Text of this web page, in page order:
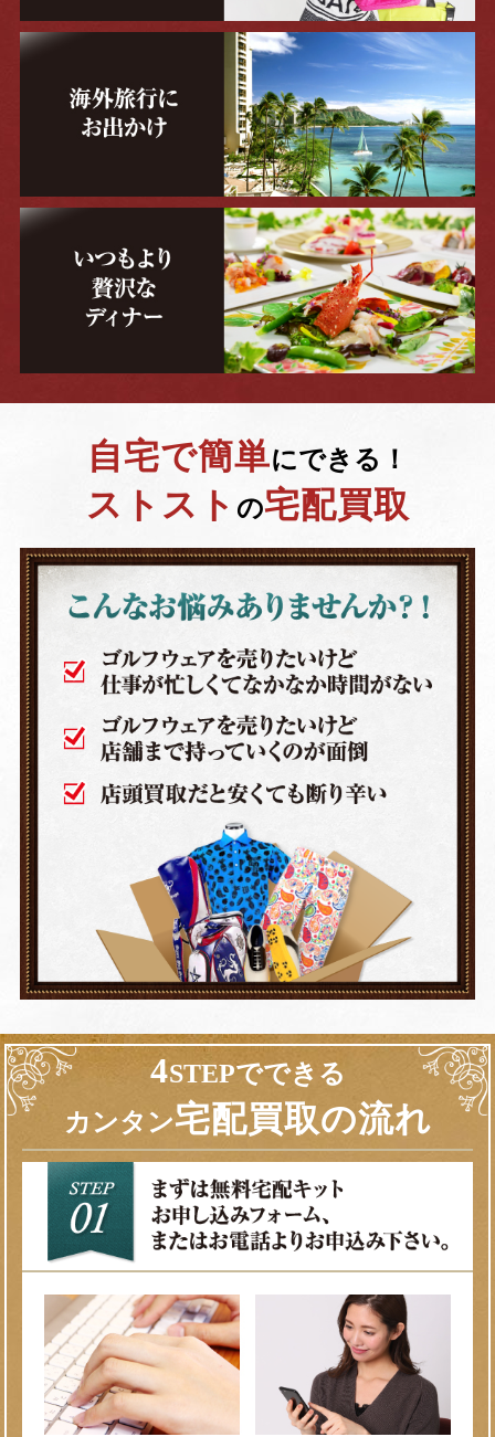
自宅で簡単にできる！
ストスト の宅配買取
4STEPでできる
カンタン宅配買取の流れ